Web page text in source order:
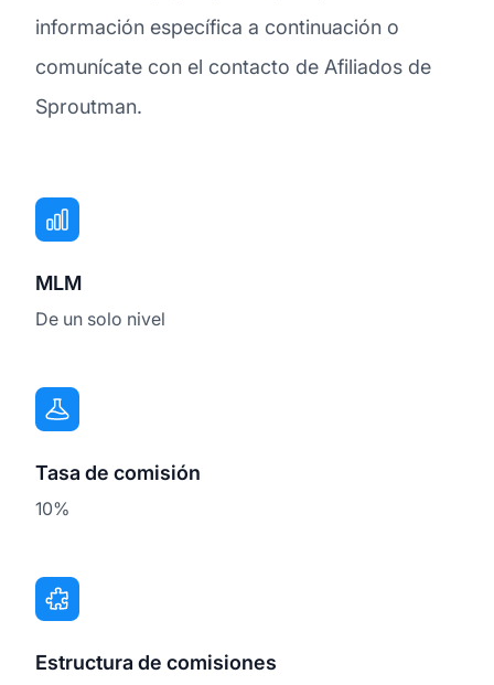
información específica a continuación o
comunícate con el contacto de Afiliados de
Sproutman.
MLM
De un solo nivel
Tasa de comisión
10%
Estructura de comisiones